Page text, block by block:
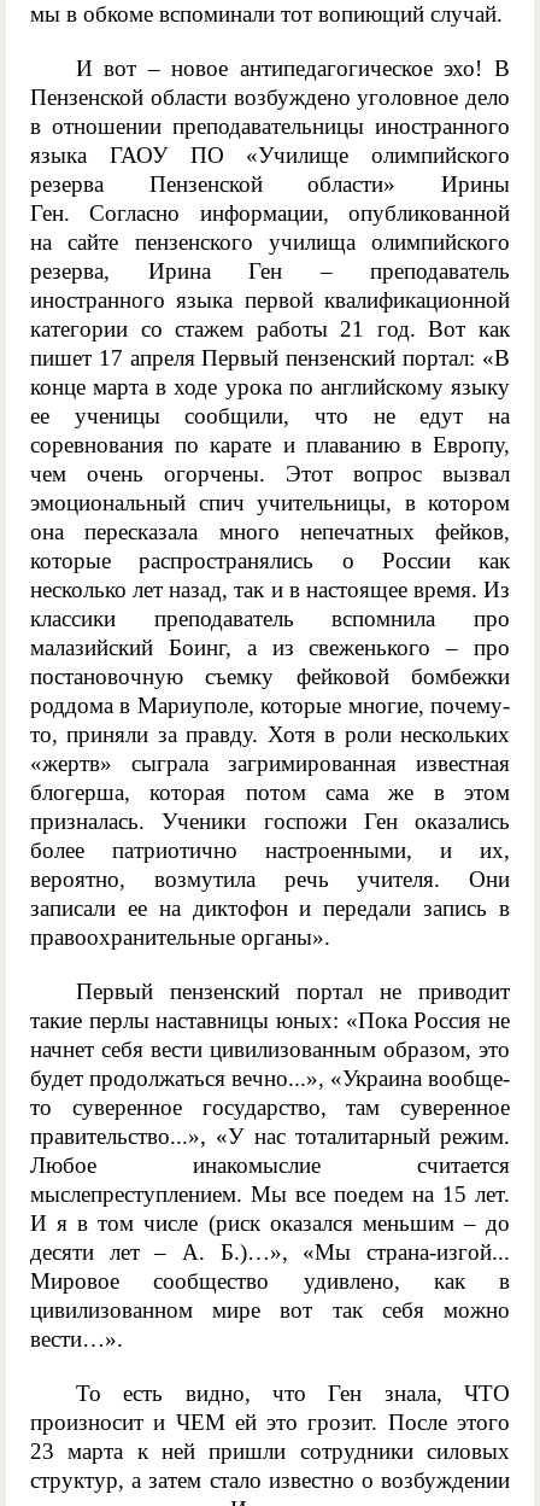
мы в обкоме вспоминали тот вопиющий случай.
И вот – новое антипедагогическое эхо! В
Пензенской области возбуждено уголовное дело
в отношении преподавательницы иностранного
языка ГАОУ ПО «Училище олимпийского
резерва Пензенской области» Ирины
Ген. Согласно информации, опубликованной
на сайте пензенского училища олимпийского
резерва, Ирина Ген – преподаватель
иностранного языка первой квалификационной
категории со стажем работы 21 год. Вот как
пишет 17 апреля Первый пензенский портал: «В
конце марта в ходе урока по английскому языку
ее ученицы сообщили, что не едут на
соревнования по карате и плаванию в Европу,
чем очень огорчены. Этот вопрос вызвал
эмоциональный спич учительницы, в котором
она пересказала много непечатных фейков,
которые распространялись о России как
несколько лет назад, так и в настоящее время. Из
классики преподаватель вспомнила про
малазийский Боинг, а из свеженького – про
постановочную съемку фейковой бомбежки
роддома в Мариуполе, которые многие, почему-
то, приняли за правду. Хотя в роли нескольких
«жертв» сыграла загримированная известная
блогерша, которая потом сама же в этом
призналась. Ученики госпожи Ген оказались
более патриотично настроенными, и их,
вероятно, возмутила речь учителя. Они
записали ее на диктофон и передали запись в
правоохранительные органы».
Первый пензенский портал не приводит
такие перлы наставницы юных: «Пока Россия не
начнет себя вести цивилизованным образом, это
будет продолжаться вечно...», «Украина вообще-
то суверенное государство, там суверенное
правительство...», «У нас тоталитарный режим.
Любое инакомыслие считается
мыслепреступлением. Мы все поедем на 15 лет.
И я в том числе (риск оказался меньшим – до
десяти лет – А. Б.)…», «Мы страна-изгой...
Мировое сообщество удивлено, как в
цивилизованном мире вот так себя можно
вести…».
То есть видно, что Ген знала, ЧТО
произносит и ЧЕМ ей это грозит. После этого
23 марта к ней пришли сотрудники силовых
структур, а затем стало известно о возбуждении